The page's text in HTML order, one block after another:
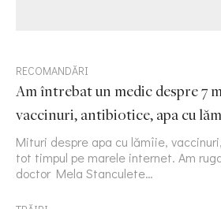
RECOMANDĂRI
Am întrebat un medic despre 7
vaccinuri, antibiotice, apa cu
Mituri despre apa cu lămîie,
tot timpul pe marele internet. Am
doctor Mela Stanculete…